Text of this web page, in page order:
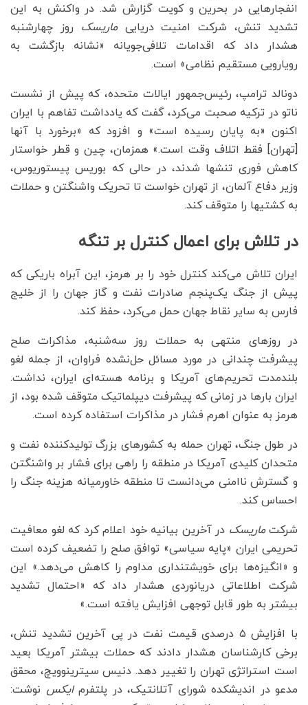
انفجارهایی در بحرین و کویت گزارش شد. در واکنش به این
تشدید تنش، شرکت امنیت دریاییماریسک روز چهارشنبه
هشدار داد که اقدامات تلافی‌جویانه «نشانه بازگشت به
رویارویی مستقیم نظامی» است.
دونالد ترامپ، رئیس‌جمهور ایالات متحده، که پیش از نشست
ناتو در ترکیه صحبت می‌کرد، گفت که یادداشت تفاهم با ایران
اکنون «به پایان رسیده است» و افزود که «برخورد با آنها
[تهران] فقط اتلاف وقت است.» همزمان، چین و قطر خواستار
کاهش فوری تنشها شدند، در حالی که بوریس پیستوریوس،
وزیر دفاع آلمان، از تهران خواست تا تحریک واشنگتن و حملات
به کشتیها را متوقف کند.
در تلاش برای اعمال کنترل بر تنگه
ایران تلاش می‌کند کنترل خود را بر هرمز، این آبراه باریکی که
پیش از جنگ یک‌پنجم صادرات نفت و گاز جهان را از خلیج
فارس به سایر نقاط جهان حمل می‌کرد، حفظ کند.
در روزهای منتهی به حملات روز سه‌شنبه، مذاکرات صلح
پیشرفت چندانی در مورد مسائل حل‌نشده فراوان، از جمله لغو
بلندمدت تحریم‌های آمریکا و برنامه هسته‌ای ایران، نداشت.
ایران بارها در زمانی که پیشرفت دیپلماتیک متوقف شده بود، از
هرمز به عنوان اهرم فشار در مذاکرات استفاده کرده است.
در طول جنگ، تهران حمله به کشورهای بزرگ تولیدکننده نفت و
متحدان کلیدی آمریکا در منطقه را راهی برای فشار بر واشنگتن
و گسترش ناامنی می‌دانست تا منطقه خاورمیانه هزینه جنگ را
احساس کند.
شرکتماریسک در آخرین بیانیه خود اعلام کرد که لغو معافیت
تحریمی ایران «پایه سیاسی» توافق صلح را تضعیف کرده است
و «انگیزه‌ها برای خویشتنداری مداوم را کاهش می‌دهد.» این
شرکت اطلاعاتی دریانوردی هشدار داد که «احتمال تشدید
بیشتر به طور قابل توجهی افزایش یافته است.»
با افزایش ۵ درصدی قیمت نفت در پی آخرین تشدید تنش،
برخی کارشناسان هشدار دادند که حملات بیشتر آمریکا بعید
است استراتژی تهران را تغییر دهد. دنیس سیترینوویچ، محقق
مدعو در اندیشکده شورای آتلانتیک، در پلتفرمایکس نوشت: